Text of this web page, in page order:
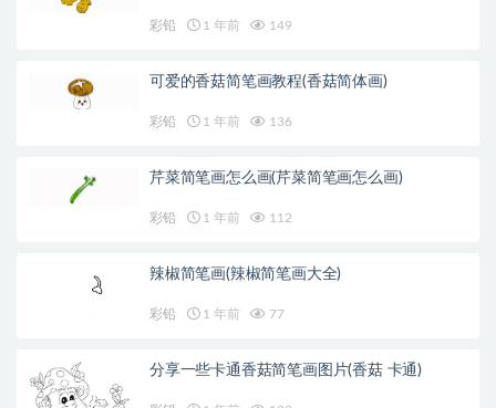
彩铅 1 年前 149
可爱的香菇简笔画教程(香菇简体画)
彩铅 1 年前 136
芹菜简笔画怎么画(芹菜简笔画怎么画)
彩铅 1 年前 112
辣椒简笔画(辣椒简笔画大全)
彩铅 1 年前 77
分享一些卡通香菇简笔画图片(香菇 卡通)